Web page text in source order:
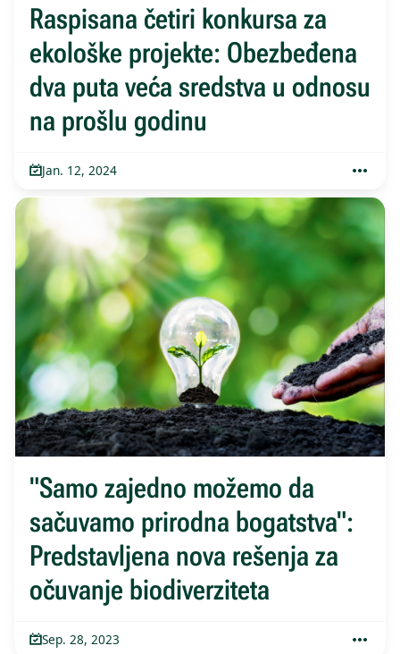
Raspisana četiri konkursa za
ekološke projekte: Obezbeđena
dva puta veća sredstva u odnosu
na prošlu godinu
Jan. 12, 2024
"Samo zajedno možemo da
sačuvamo prirodna bogatstva":
Predstavljena nova rešenja za
očuvanje biodiverziteta
Sep. 28, 2023